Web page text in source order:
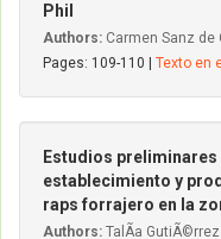
Phil
Authors: Carmen Sanz de
Pages: 109-110 | Texto en
Estudios
establecimiento y
raps forrajero en la
Authors: TalÃ­a GutiÃ©rrez